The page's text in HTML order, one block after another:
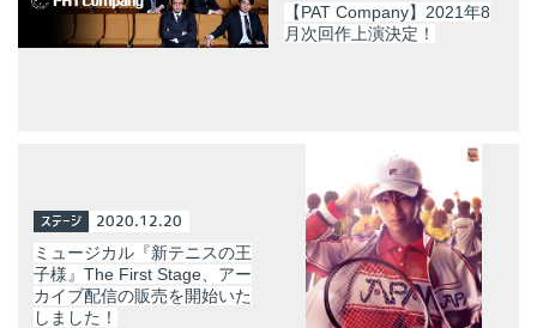
【PAT Company】2021年8
月次回作上演決定！
ステージ 2020.12.20
ミュージカル『新テニスの王
子様』The First Stage、アー
カイブ配信の販売を開始いた
しました！